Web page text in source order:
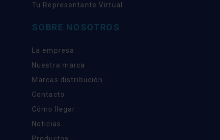
Tu Representante Virtual
SOBRE NOSOTROS
La empresa
Nuestra marca
Marcas distribución
Contacto
Cómo llegar
Noticias
Productos